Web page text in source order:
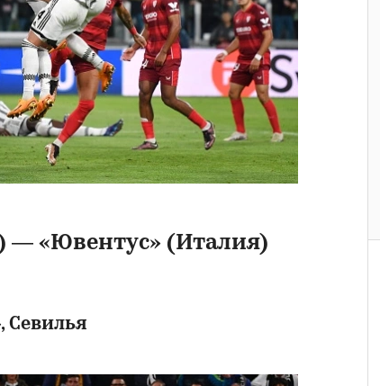
— «Ювентус» (Италия)
Севилья